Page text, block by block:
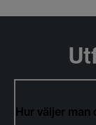
Hur väljer man